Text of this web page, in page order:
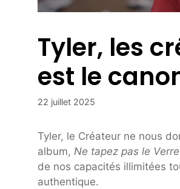
Tyler, les
est le
22 juillet 2025
Tyler, le Créateur ne nous
album, Ne tapez pas le Verre
de nos capacités illimitées
authentique.